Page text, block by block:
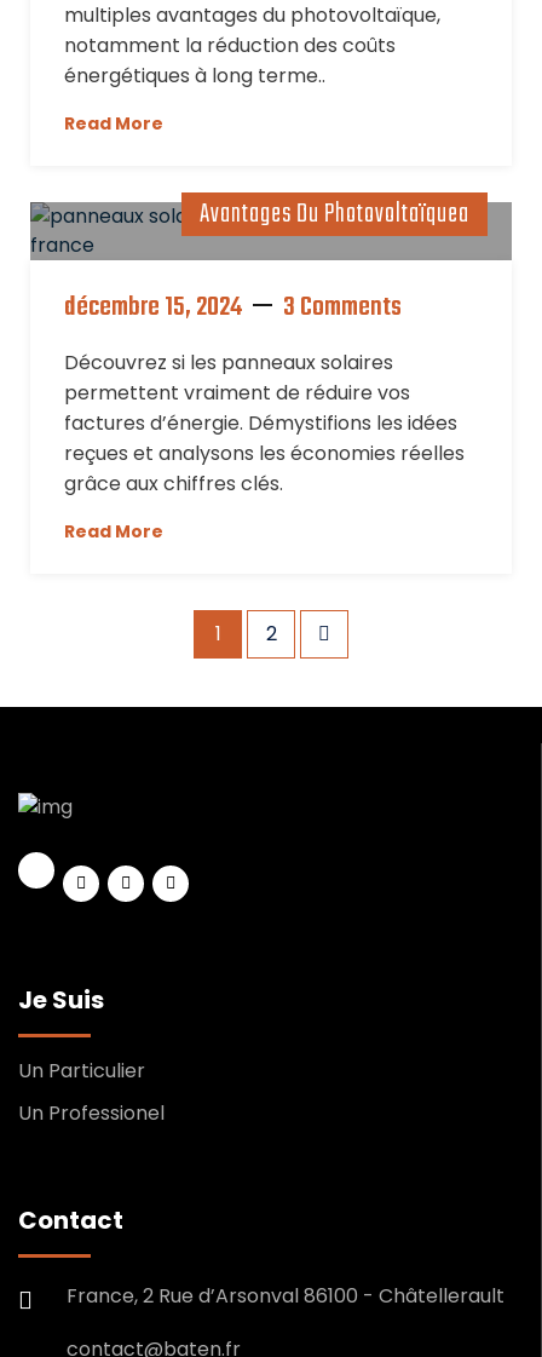
multiples avantages du photovoltaïque,
notamment la réduction des coûts
énergétiques à long terme..
Read More
Avantages Du Photovoltaïquea
décembre 15, 2024 3 Comments
Découvrez si les panneaux solaires
permettent vraiment de réduire vos
factures d’énergie. Démystifions les idées
reçues et analysons les économies réelles
grâce aux chiffres clés.
Read More
1 2
Je Suis
Un Particulier
Un Professionel
Contact
France, 2 Rue d’Arsonval 86100 - Châtellerault
contact@baten.fr